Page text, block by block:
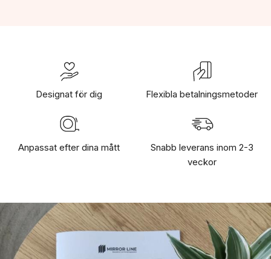
Designat för dig Flexibla betalningsmetoder
Anpassat efter dina mått
Snabb leverans inom 2-3
veckor